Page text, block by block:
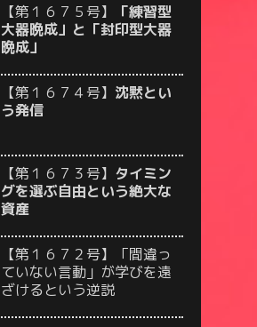
【第１６７５号】
「練習型
大器晩成」と「封印型大器
晩成」
【第１６７４号】 沈黙とい
う発信
【第１６７３号】 タイミン
グを選ぶ自由という絶大な
資産
【第１６７２号】「間違っ
ていない言動」が学びを遠
ざけるという逆説